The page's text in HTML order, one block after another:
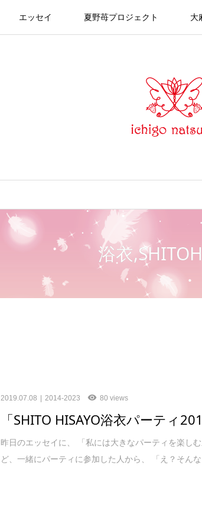
エッセイ 夏野苺プロジェクト 大
浴衣
2019.07.08 2014-2023 80 views
「SHITO HISAYO浴衣パーティ
昨日のエッセイに、 「私には大きなパーティを楽し
ど、一緒にパーティに参加した人から、 「え？そん